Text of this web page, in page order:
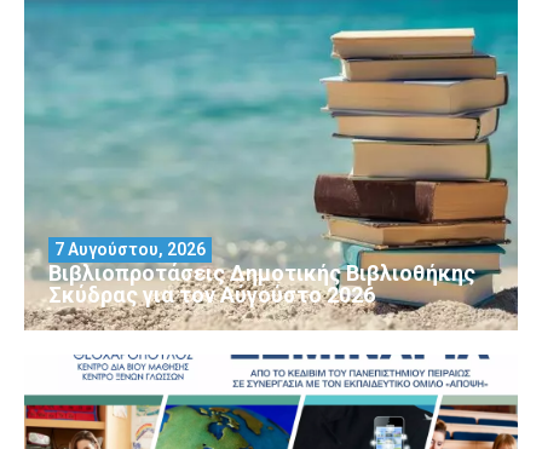
Βιβλιοπροτάσεις Δημοτικής Βιβλιοθήκης
Σκύδρας για τον Αύγούστο 2026
7 Αυγούστου, 2026